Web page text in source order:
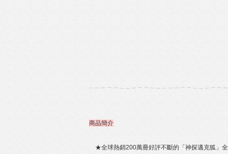
商品簡介
★全球熱銷200萬冊好評不斷的「神探邁克狐」